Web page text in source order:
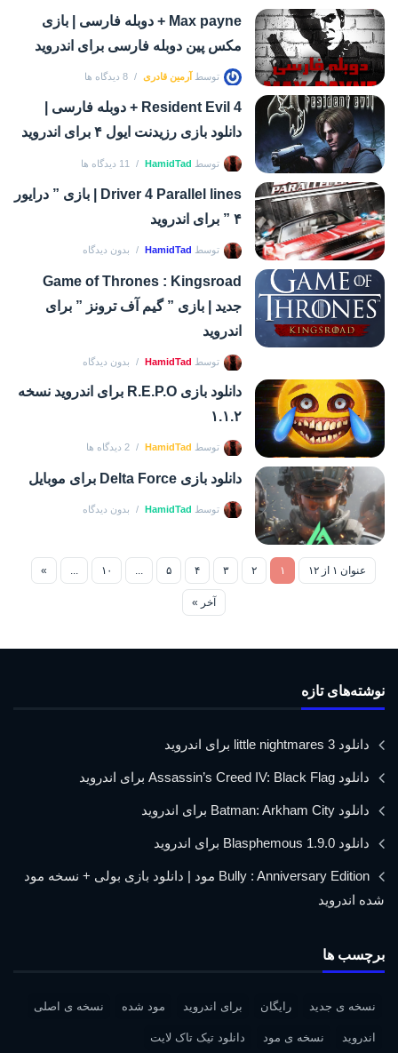
Max payne + دوبله فارسی | بازی
مکس پین دوبله فارسی برای اندروید
توسط آرمین قادری 8 دیدگاه ها
Resident Evil 4 + دوبله فارسی |
دانلود بازی رزیدنت ایول ۴ برای اندروید
توسط HamidTad 11 دیدگاه ها
Driver 4 Parallel lines | بازی ” درایور
۴ ” برای اندروید
توسط HamidTad بدون دیدگاه
Game of Thrones : Kingsroad
جدید | بازی ” گیم آف ترونز ” برای
اندروید
توسط HamidTad بدون دیدگاه
دانلود بازی R.E.P.O برای اندروید نسخه
۱.۱.۲
توسط HamidTad 2 دیدگاه ها
دانلود بازی Delta Force برای موبایل
توسط HamidTad بدون دیدگاه
عنوان ۱ از ۱۲ ۱ ۲ ۳ ۴ ۵ ۱۰ »
آخر »
نوشته‌های تازه
دانلود little nightmares 3 برای اندروید
دانلود Assassin’s Creed IV: Black Flag برای اندروید
دانلود Batman: Arkham City برای اندروید
دانلود Blasphemous 1.9.0 برای اندروید
Bully : Anniversary Edition مود | دانلود بازی بولی + نسخه مود
شده اندروید
برچسب ها
نسخه ی جدید رایگان برای اندروید مود شده نسخه ی اصلی
اندروید نسخه ی مود دانلود تیک تاک لایت